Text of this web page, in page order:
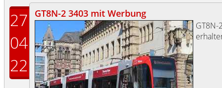
27
04
22
GT8N-2 3403 mit Werbung